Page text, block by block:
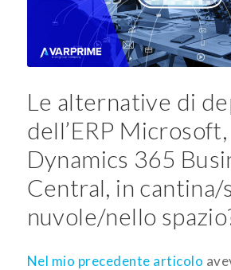
Le alternative di
dell’ERP Microsoft,
Dynamics 365
Central, in cantina/
nuvole/nello
Nel mio precedente articolo